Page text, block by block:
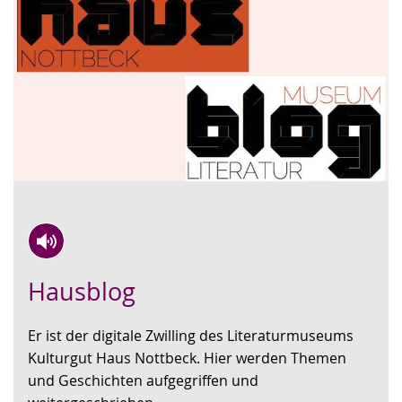
Hausblog
Leichten
wechseln.
Audio-
Video
Deutscher
Gebärdensprache
wird
Er ist der digitale Zwilling des Literaturmuseums
Kulturgut Haus Nottbeck. Hier werden Themen
und Geschichten aufgegriffen und